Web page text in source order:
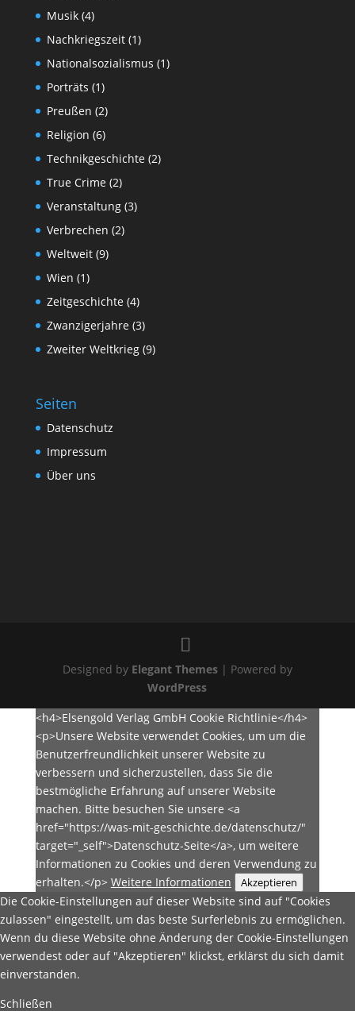
Musik(4)
Nachkriegszeit(1)
Nationalsozialismus (1)
Porträts (1)
Preußen (2)
Religion (6)
Technikgeschichte(2)
True Crime(2)
Veranstaltung(3)
Verbrechen (2)
Weltweit(9)
Wien (1)
Zeitgeschichte(4)
Zwanzigerjahre(3)
Zweiter Weltkrieg(9)
Seiten
Datenschutz
Impressum
Über uns
Designed by Elegant Themes| Powered by
WordPress
<h4>Elsengold Verlag GmbH Cookie Richtlinie</h4>
<p>Unsere Website verwendet Cookies, um um die
Benutzerfreundlichkeit unserer Website zu
verbessern und sicherzustellen, dass Sie die
bestmögliche Erfahrung auf unserer Website
machen. Bitte besuchen Sie unsere <a
href="https://was-mit-geschichte.de/datenschutz/"
target="_self">Datenschutz-Seite</a>, um weitere
Informationen zu Cookies und deren Verwendung zu
erhalten.</p> Weitere Informationen Akzeptieren
Die Cookie-Einstellungen auf dieser Website sind auf "Cookies
zulassen" eingestellt, um das beste Surferlebnis zu ermöglichen.
Wenn du diese Website ohne Änderung der Cookie-Einstellungen
verwendest oder auf "Akzeptieren" klickst, erklärst du sich damit
einverstanden.
Schließen